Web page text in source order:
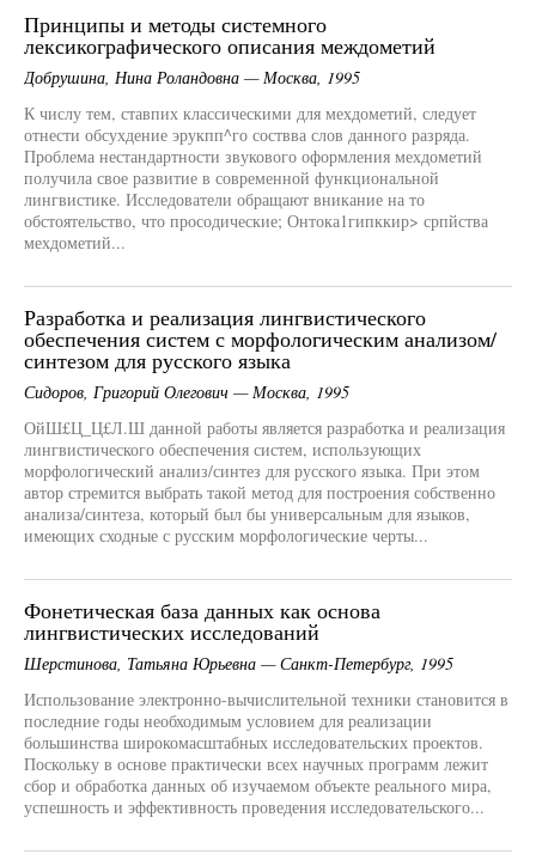
Принципы и методы системного
лексикографического описания междометий
Добрушина, Нина Роландовна — Москва, 1995
К числу тем, ставпих классическими для мехдометий, следует
отнести обсухдение эрукпп^го соствва слов данного разряда.
Проблема нестандартности звукового оформления мехдометий
получила свое развитие в современной функциональной
лингвистике. Исследователи обращают вникание на то
обстоятельство, что просодические; Онтока1гипккир> српйства
мехдометий...
Разработка и реализация лингвистического
обеспечения систем с морфологическим анализом/
синтезом для русского языка
Сидоров, Григорий Олегович — Москва, 1995
ОйШ£Ц_Ц£Л.Ш данной работы является разработка и реализация
лингвистического обеспечения систем, использующих
морфологический анализ/синтез для русского языка. При этом
автор стремится выбрать такой метод для построения собственно
анализа/синтеза, который был бы универсальным для языков,
имеющих сходные с русским морфологические черты...
Фонетическая база данных как основа
лингвистических исследований
Шерстинова, Татьяна Юрьевна — Санкт-Петербург, 1995
Использование электронно-вычислительной техники становится в
последние годы необходимым условием для реализации
большинства широкомасштабных исследовательских проектов.
Поскольку в основе практически всех научных программ лежит
сбор и обработка данных об изучаемом объекте реального мира,
успешность и эффективность проведения исследовательского...